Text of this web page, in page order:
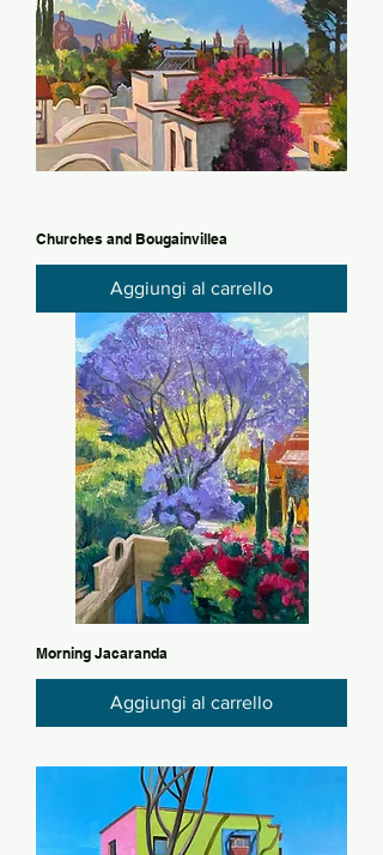
Churches and Bougainvillea
Aggiungi al carrello
Morning Jacaranda
Aggiungi al carrello